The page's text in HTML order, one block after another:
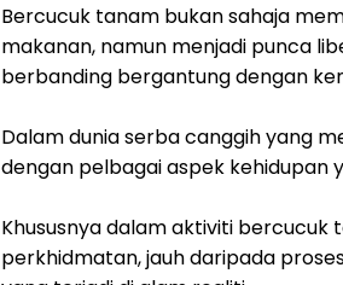
Bercucuk tanam bukan sahaja
makanan, namun menjadi punca
berbanding bergantung dengan
Dalam dunia serba canggih yang
dengan pelbagai aspek kehidupan
Khususnya dalam aktiviti
perkhidmatan, jauh daripada